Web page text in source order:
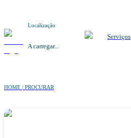
Localização
A carregar...
Serviços
HOME | PROCURAR